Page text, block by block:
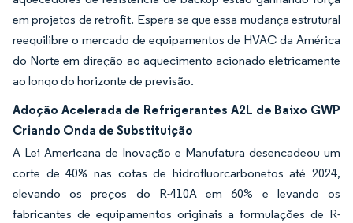
em projetos de retrofit. Espera-se que essa mudança estrutural
reequilibre o mercado de equipamentos de HVAC da América
do Norte em direção ao aquecimento acionado eletricamente
ao longo do horizonte de previsão.
Adoção Acelerada de Refrigerantes A2L de Baixo GWP
Criando Onda de Substituição
A Lei Americana de Inovação e Manufatura desencadeou um
corte de 40% nas cotas de hidrofluorcarbonetos até 2024,
elevando os preços do R-410A em 60% e levando os
fabricantes de equipamentos originais a formulações de R-